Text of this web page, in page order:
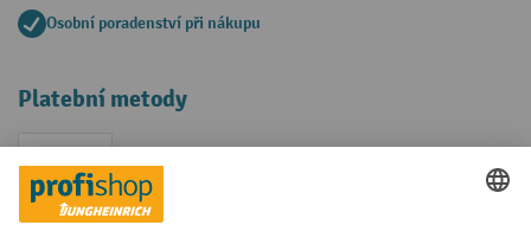
Osobní poradenství při nákupu
Platební metody
Faktura